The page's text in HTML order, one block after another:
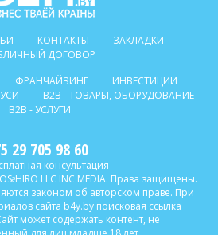
КОНТАКТЫ
ЗАКЛАДКИ
ДОГОВОР
ФРАНЧАЙЗИНГ
ИНВЕСТИЦИИ
B2B - ТОВАРЫ, ОБОРУДОВАНИЕ
B2B - УСЛУГИ
29 705 98 60
консультация
LLC INC MEDIA. Права защищены.
законом об авторском праве. При
сайта b4y.by поисковая ссылка
может содержать контент, не